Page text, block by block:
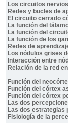
Los circuitos
Redes y bucles de
El circuito cerrado
La función del
La función del
La función de los
Redes de
Los nódulos grises
Interacción entre
Relación de la red
Función del
Función del córtex
Función del córtex
Las dos
Las dos estrategias
Fisiología de la